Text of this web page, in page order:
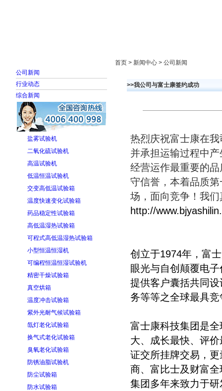
公司新闻
行业动态
综合新闻
盐雾试验机
二氧化硫试验机
高温试验机
低温恒温试验机
交变高低温试验箱
温度快速变化试验箱
药品稳定性试验箱
高低温湿热试验箱
可程式高低温湿热试验箱
小型恒温恒湿机
可编程恒温恒湿试验机
精密干燥试验箱
真空烘箱
温度冲击试验箱
紫外光耐气候试验箱
氙灯老化试验箱
换气式老化试验箱
臭氧老化试验箱
防锈油脂试验机
防尘试验箱
防水试验箱
首页 > 新闻中心 > 公司新闻
>>我公司与富士康签约成功
热烈庆祝富士康在
并承担运输过程中
经营运作最重要的
守信誉，本着品质
场，面向竞争！我
http://
创立于1974年，富
眼光与自创颠覆电
提供客户囊括共同
务等等之全球最具
富士康科技集团是
大、成长最快、评
证交所挂牌交易，
商、富比士及财富
集团多年来致力于